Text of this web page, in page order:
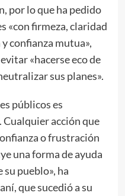
por lo que ha pedido
«con firmeza, claridad
confianza mutua»,
«hacerse eco de
sus planes».
públicos es
acción que
o frustración
una forma de ayuda
su pueblo», ha
que sucedió a su